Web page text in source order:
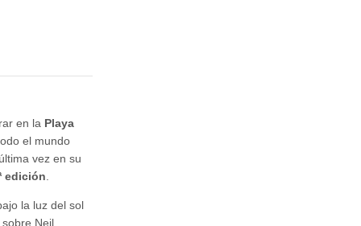
en la Playa
el mundo
vez en su
edición
la luz del sol
Neil